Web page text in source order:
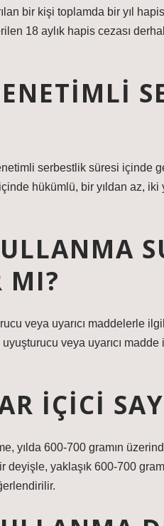
bir kişi toplamda bir yıl
18 aylık hapis cezası
serbestlik süresi içinde
hükümlü, bir yıldan az,
MI?
veya uyarıcı maddelerle
veya uyarıcı
IÇICI
yılda 600-700 gramın
yaklaşık 600-700